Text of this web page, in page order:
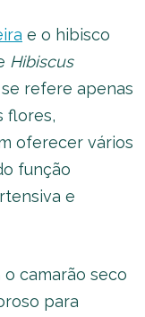
e o hibisco
Hibiscus
refere apenas
flores,
oferecer vários
função
e
camarão seco
para